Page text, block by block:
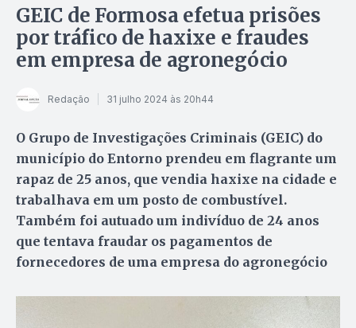
GEIC de Formosa efetua prisões
por tráfico de haxixe e fraudes
em empresa de agronegócio
Redação 31 julho 2024 às 20h44
O Grupo de Investigações Criminais (GEIC) do
município do Entorno prendeu em flagrante um
rapaz de 25 anos, que vendia haxixe na cidade e
trabalhava em um posto de combustível.
Também foi autuado um indivíduo de 24 anos
que tentava fraudar os pagamentos de
fornecedores de uma empresa do agronegócio